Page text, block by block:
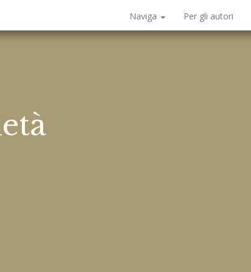
Naviga Per gli autori